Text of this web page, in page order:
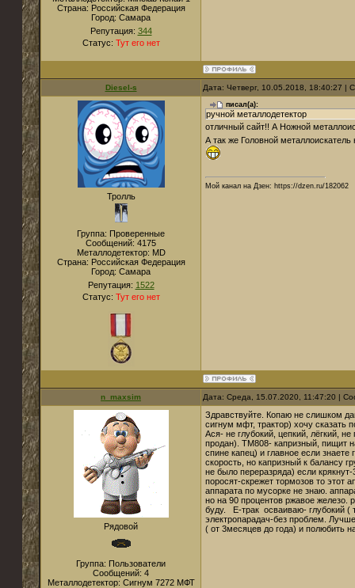
Страна: Российская Федерация
Город: Самара
Репутация: 344
Статус: Тут его нет
Diesel-s Дата: Четверг, 10.05.2018, 18:40:27 |
Тролль
Группа: Проверенные
Сообщений: 4175
Металлодетектор: MD
Страна: Российская Федерация
Город: Самара
Репутация: 1522
Статус: Тут его нет
писал(а):
ручной металлодетектор
отличный сайт!! А Ножной
А так же Головной
Мой канал на Дзен: https://dzen.ru/182062
n_maxsim Дата: Среда, 15.07.2020, 11:47:20 |
Рядовой
Группа: Пользователи
Сообщений: 4
Металлодетектор: Сигнум 7272 МФТ
Здравствуйте. Копаю не слишком
сигнум мфт, трактор) хочу сказать
Ася- не глубокий, цепкий, лёгкий,
продан). ТМ808- капризный, пищит
спине капец) и главное если знаете
скорость, но капризный к балансу
не было переразряда) если
поросят-скрежет тормозов то этот
аппарата по мусорке не знаю.
но на 90 процентов ржавое железо.
буду. Е-трак осваиваю- глубокий (
электропарадач-без проблем.
( от 3месяцев до года) и полюбить